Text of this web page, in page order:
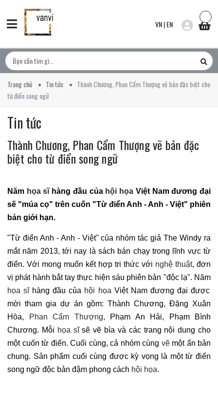
VN|EN
Trang chủ Tin tức
Thành Chương, Phan Cẩm Thượng vẽ bản đặc biệt cho
từ điển song ngữ
Tin tức
Thành Chương, Phan Cẩm Thượng vẽ bản đặc
biệt cho từ điển song ngữ
Năm họa sĩhàng đầu của hội họa Việt Nam đương đại
sẽ "múa cọ" trên cuốn "Từ điển Anh - Anh - Việt" phiên
bản giới hạn.
"Từ điển Anh - Anh - Việt" của nhóm tác giả The Windy ra
mắt năm 2013, tới nay là sách bán chạy trong lĩnh vực từ
điển. Với mong muốn kết hợp tri thức với nghệ thuật, đơn
vị phát hành bắt tay thực hiện sáu phiên bản "độc lạ". Năm
họa sĩhàng đầu của hội họa Việt Nam đương đại được
mời tham gia dự án gồm: Thành Chương, Đặng Xuân
Hòa,
Phan Cẩm Thượng, Phạm An Hải, Phạm Bình
Chương. Mỗi họa sĩsẽ vẽ bìa và các trang nội dung cho
một cuốn từ điển. Cuối cùng, cả nhóm cùng vẽmột ấn bản
chung. Sản phẩm cuối cùng được kỳ vọng là một từ điển
song ngữ độc bản đậm phong cách hội họa.